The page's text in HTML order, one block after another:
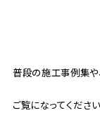
普段の施工事例集や
ご覧になってください